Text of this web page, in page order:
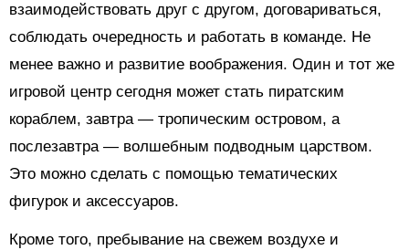
взаимодействовать друг с другом, договариваться,
соблюдать очередность и работать в команде. Не
менее важно и развитие воображения. Один и тот же
игровой центр сегодня может стать пиратским
кораблем, завтра — тропическим островом, а
послезавтра — волшебным подводным царством.
Это можно сделать с помощью тематических
фигурок и аксессуаров.
Кроме того, пребывание на свежем воздухе и